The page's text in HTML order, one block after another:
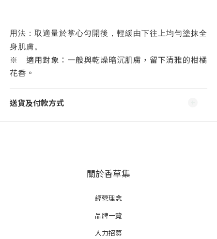
用法：取適量於掌心匀開後，輕緩由下往上均勻塗抹全
身肌膚。
※ 適用對象：一般與乾燥暗沉肌膚，留下清雅的柑橘
花香。
送貨及付款方式
關於香草集
經營理念
品牌一覽
人力招募